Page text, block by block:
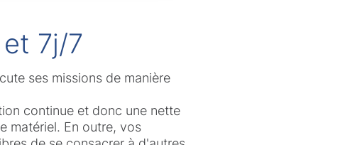
7j/7
ses missions de manière
continue et donc une nette
matériel. En outre, vos